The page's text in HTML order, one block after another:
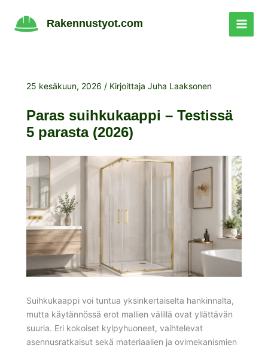
sisältöön
Rakennustyot.com
25 kesäkuun, 2026 / Kirjoittaja Juha Laaksonen
Paras suihkukaappi – Testissä
5 parasta (2026)
Suihkukaappi voi tuntua yksinkertaiselta hankinnalta,
mutta käytännössä erot mallien välillä ovat yllättävän
suuria. Eri kokoiset kylpyhuoneet, vaihtelevat
asennusratkaisut sekä materiaalien ja ovimekanismien